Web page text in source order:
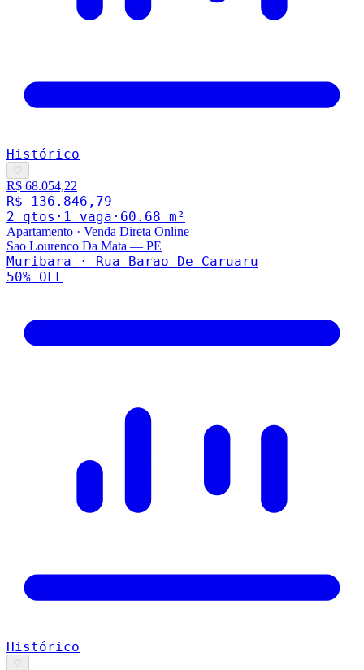
Histórico
♡
R$ 68.054,22
R$ 136.846,79
2 qtos · 1 vaga · 60.68 m²
Apartamento · Venda Direta Online
Sao Lourenco Da Mata — PE
Muribara · Rua Barao De Caruaru
50% OFF
Histórico
♡